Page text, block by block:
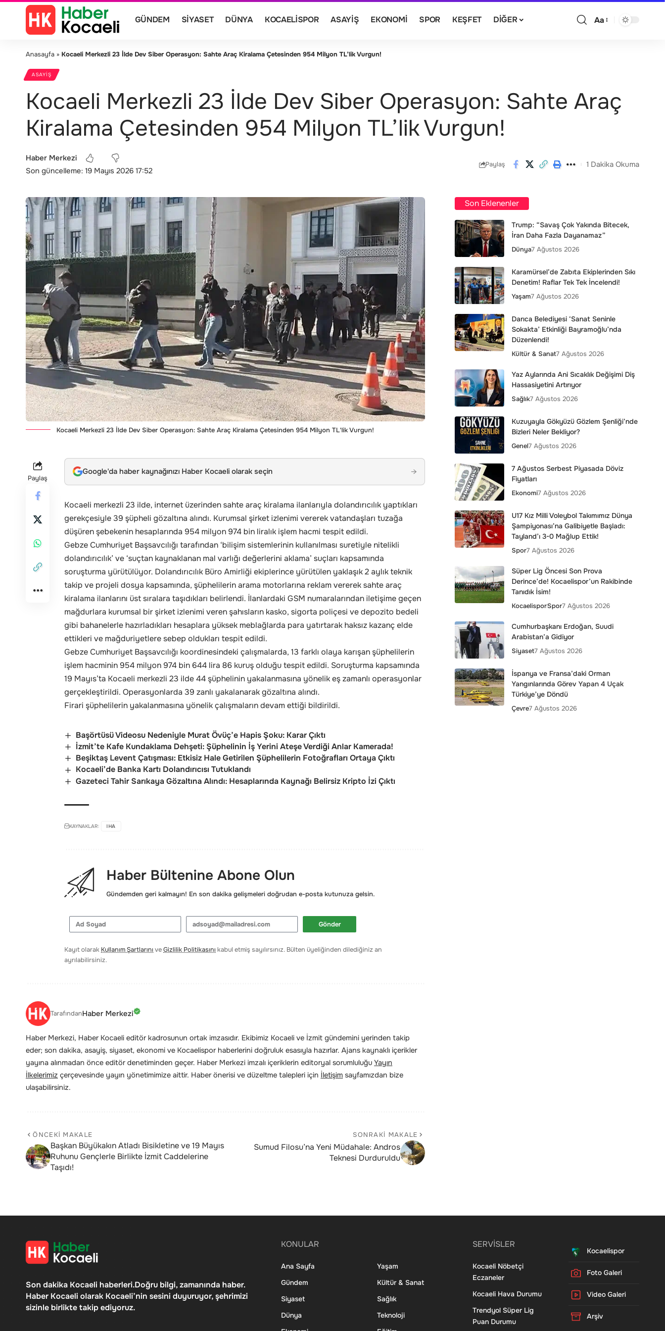
GÜNDEM SIYASET DÜNYA KOCAELISPOR ASAYIŞ EKONOMI SPOR KEŞFET DIĞER Aa
Anasayfa » Kocaeli Merkezli 23 İlde Dev Siber Operasyon: Sahte Araç Kiralama Çetesinden 954 Milyon TL’lik Vurgun!
ASAYIŞ
Kocaeli Merkezli 23 İlde Dev Siber Operasyon: Sahte Araç
Kiralama Çetesinden 954 Milyon TL’lik Vurgun!
Son güncelleme: 19 Mayıs 2026 17:52
Haber Merkezi
Paylaş 1 Dakika Okuma
Kocaeli Merkezli 23 İlde Dev Siber Operasyon: Sahte Araç Kiralama Çetesinden 954 Milyon TL'lik Vurgun!
Paylaş
Google'da haber kaynağınızı Haber Kocaeli olarak seçin →
Kocaeli merkezli 23 ilde, internet üzerinden sahte araç kiralama ilanlarıyla dolandırıcılık yaptıkları
gerekçesiyle 39 şüpheli gözaltına alındı. Kurumsal şirket izlenimi vererek vatandaşları tuzağa
düşüren şebekenin hesaplarında 954 milyon 974 bin liralık işlem hacmi tespit edildi.
Gebze Cumhuriyet Başsavcılığı tarafından ‘bilişim sistemlerinin kullanılması suretiyle nitelikli
dolandırıcılık’ ve ‘suçtan kaynaklanan mal varlığı değerlerini aklama’ suçları kapsamında
soruşturma yürütülüyor. Dolandırıcılık Büro Amirliği ekiplerince yürütülen yaklaşık 2 aylık teknik
takip ve projeli dosya kapsamında, şüphelilerin arama motorlarına reklam vererek sahte araç
kiralama ilanlarını üst sıralara taşıdıkları belirlendi. İlanlardaki GSM numaralarından iletişime geçen
mağdurlara kurumsal bir şirket izlenimi veren şahısların kasko, sigorta poliçesi ve depozito bedeli
gibi bahanelerle hazırladıkları hesaplara yüksek meblağlarda para yatırtarak haksız kazanç elde
ettikleri ve mağduriyetlere sebep oldukları tespit edildi.
Gebze Cumhuriyet Başsavcılığı koordinesindeki çalışmalarda, 13 farklı olaya karışan şüphelilerin
işlem hacminin 954 milyon 974 bin 644 lira 86 kuruş olduğu tespit edildi. Soruşturma kapsamında
19 Mayıs’ta Kocaeli merkezli 23 ilde 44 şüphelinin yakalanmasına yönelik eş zamanlı operasyonlar
gerçekleştirildi. Operasyonlarda 39 zanlı yakalanarak gözaltına alındı.
Firari şüphelilerin yakalanmasına yönelik çalışmaların devam ettiği bildirildi.
Başörtüsü Videosu Nedeniyle Murat Övüç’e Hapis Şoku: Karar Çıktı
İzmit’te Kafe Kundaklama Dehşeti: Şüphelinin İş Yerini Ateşe Verdiği Anlar Kamerada!
Beşiktaş Levent Çatışması: Etkisiz Hale Getirilen Şüphelilerin Fotoğrafları Ortaya Çıktı
Kocaeli’de Banka Kartı Dolandırıcısı Tutuklandı
Gazeteci Tahir Sarıkaya Gözaltına Alındı: Hesaplarında Kaynağı Belirsiz Kripto İzi Çıktı
KAYNAKLAR: IHA
Haber Bültenine Abone Olun
Gündemden geri kalmayın! En son dakika gelişmeleri doğrudan e-posta kutunuza gelsin.
Gönder
Kayıt olarak Kullanım Şartlarını veGizlilik Politikasını kabul etmiş sayılırsınız. Bülten üyeliğinden dilediğiniz an
ayrılabilirsiniz.
TarafındanHaber Merkezi
Haber Merkezi, Haber Kocaeli editör kadrosunun ortak imzasıdır. Ekibimiz Kocaeli ve İzmit gündemini yerinden takip
eder; son dakika, asayiş, siyaset, ekonomi ve Kocaelispor haberlerini doğruluk esasıyla hazırlar. Ajans kaynaklı içerikler
yayına alınmadan önce editör denetiminden geçer. Haber Merkezi imzalı içeriklerin editoryal sorumluluğu Yayın
İlkelerimiz çerçevesinde yayın yönetimimize aittir. Haber önerisi ve düzeltme talepleri için İletişim sayfamızdan bize
ulaşabilirsiniz.
ÖNCEKI MAKALE
Başkan Büyükakın Atladı Bisikletine ve 19 Mayıs
Ruhunu Gençlerle Birlikte İzmit Caddelerine
Taşıdı!
SONRAKI MAKALE
Sumud Filosu’na Yeni Müdahale: Andros
Teknesi Durduruldu
Son Eklenenler
Trump: “Savaş Çok Yakında Bitecek,
İran Daha Fazla Dayanamaz”
Dünya7 Ağustos 2026
Karamürsel’de Zabıta Ekiplerinden Sıkı
Denetim! Raflar Tek Tek İncelendi!
Yaşam7 Ağustos 2026
Darıca Belediyesi ‘Sanat Seninle
Sokakta’ Etkinliği Bayramoğlu’nda
Düzenlendi!
Kültür & Sanat7 Ağustos 2026
Yaz Aylarında Ani Sıcaklık Değişimi Diş
Hassasiyetini Artırıyor
Sağlık7 Ağustos 2026
Kuzuyayla Gökyüzü Gözlem Şenliği’nde
Bizleri Neler Bekliyor?
Genel7 Ağustos 2026
7 Ağustos Serbest Piyasada Döviz
Fiyatları
Ekonomi7 Ağustos 2026
U17 Kız Milli Voleybol Takımımız Dünya
Şampiyonası’na Galibiyetle Başladı:
Tayland’ı 3-0 Mağlup Ettik!
Spor7 Ağustos 2026
Süper Lig Öncesi Son Prova
Derince’de! Kocaelispor’un Rakibinde
Tanıdık İsim!
KocaelisporSpor7 Ağustos 2026
Cumhurbaşkanı Erdoğan, Suudi
Arabistan’a Gidiyor
Siyaset7 Ağustos 2026
İspanya ve Fransa’daki Orman
Yangınlarında Görev Yapan 4 Uçak
Türkiye’ye Döndü
Çevre7 Ağustos 2026
Son dakika Kocaeli haberleri.Doğru bilgi, zamanında haber.
Haber Kocaeli olarak Kocaeli’nin sesini duyuruyor, şehrimizi
sizinle birlikte takip ediyoruz.
KONULAR
Ana Sayfa
Gündem
Siyaset
Dünya
Yaşam
Kültür & Sanat
Sağlık
Teknoloji
SERVİSLER
Kocaeli Nöbetçi
Eczaneler
Kocaeli Hava Durumu
Trendyol Süper Lig
Puan Durumu
Kocaelispor
Foto Galeri
Video Galeri
Arşiv